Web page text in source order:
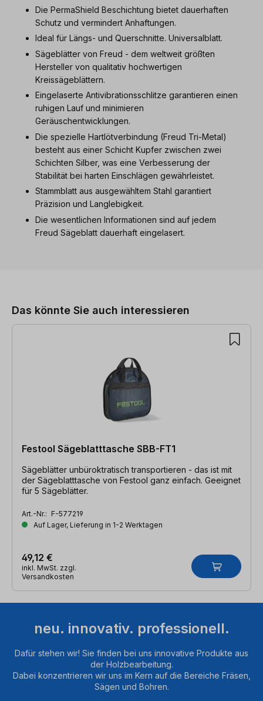
Die PermaShield Beschichtung bietet dauerhaften
Schutz und vermindert Anhaftungen.
Ideal für Längs- und Querschnitte. Universalblatt.
Sägeblätter von Freud - dem weltweit größten
Hersteller von qualitativ hochwertigen
Kreissägeblättern.
Eingelaserte Antivibrationsschlitze garantieren einen
ruhigen Lauf und minimieren
Geräuschentwicklungen.
Die spezielle Hartlötverbindung (Freud Tri-Metal)
besteht aus einer Schicht Kupfer zwischen zwei
Schichten Silber, was eine Verbesserung der
Stabilität bei harten Einschlägen gewährleistet.
Stammblatt aus ausgewähltem Stahl garantiert
Präzision und Langlebigkeit.
Die wesentlichen Informationen sind auf jedem
Freud Sägeblatt dauerhaft eingelasert.
Das könnte Sie auch interessieren
Festool Sägeblatttasche SBB-FT1
Sägeblätter unbüroktratisch transportieren - das ist mit
der Sägeblatttasche von Festool ganz einfach. Geeignet
für 5 Sägeblätter.
Art.-Nr.: F-577219
Auf Lager, Lieferung in 1-2 Werktagen
49,12 €
inkl. MwSt. zzgl.
Versandkosten
neu. innovativ. professionell.
Dafür stehen wir! Sie finden bei uns innovative Produkte aus
der Holzbearbeitung.
Dabei konzentrieren wir uns im Kern auf die Bereiche Fräsen,
Sägen und Bohren.